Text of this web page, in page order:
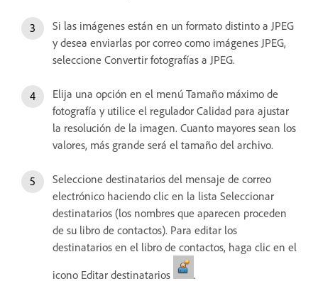
Si las imágenes están en un formato distinto a JPEG
y desea enviarlas por correo como imágenes JPEG,
seleccione Convertir fotografías a JPEG.
Elija una opción en el menú Tamaño máximo de
fotografía y utilice el regulador Calidad para ajustar
la resolución de la imagen. Cuanto mayores sean los
valores, más grande será el tamaño del archivo.
Seleccione destinatarios del mensaje de correo
electrónico haciendo clic en la lista Seleccionar
destinatarios (los nombres que aparecen proceden
de su libro de contactos). Para editar los
destinatarios en el libro de contactos, haga clic en el
icono Editar destinatarios
.